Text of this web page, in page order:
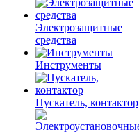
Электрозащитные
средства
Инструменты
Пускатель, контактор